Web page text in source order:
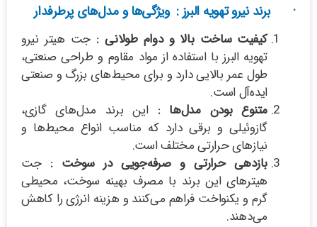
· برند نیرو تهویه البرز : ویژگی‌ها و مدل‌های پرطرفدار
کیفیت ساخت بالا و دوام طولانی : جت هیتر نیرو
تهویه البرز با استفاده از مواد مقاوم و طراحی صنعتی،
طول عمر بالایی دارد و برای محیط‌های بزرگ و صنعتی
ایده‌آل است.
متنوع بودن مدل‌ها : این برند مدل‌های گازی،
گازوئیلی و برقی دارد که مناسب انواع محیط‌ها و
نیازهای حرارتی مختلف است.
بازدهی حرارتی و صرفه‌جویی در سوخت : جت
هیترهای این برند با مصرف بهینه سوخت، محیطی
گرم و یکنواخت فراهم می‌کنند و هزینه انرژی را کاهش
می‌دهند.